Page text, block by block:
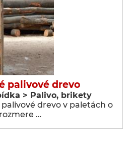
palivové drevo
> Palivo, brikety
drevo v paletách o
rozmere …